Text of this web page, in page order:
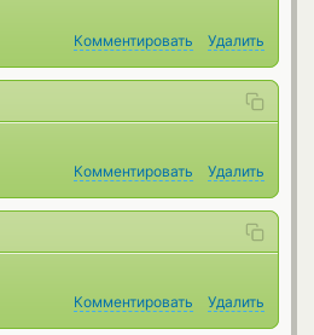
Комментировать
Удалить
Комментировать
Удалить
Комментировать
Удалить